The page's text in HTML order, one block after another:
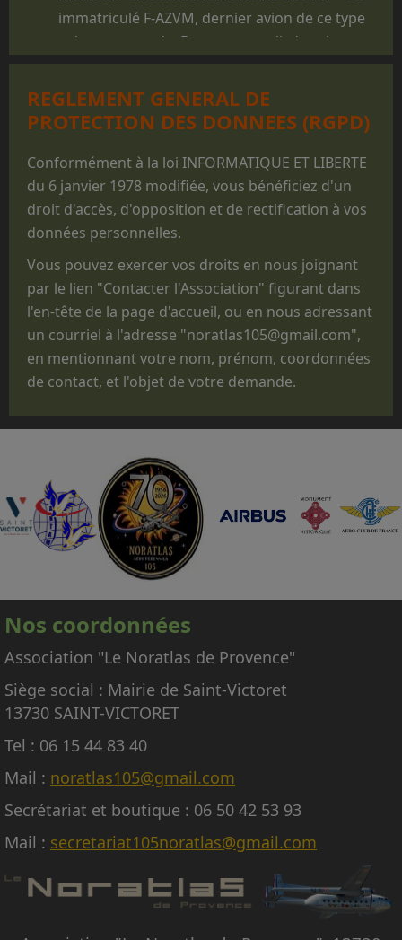
immatriculé F-AZVM, dernier avion de ce type
volant au monde. De cet appareil, dont la
largués des milliers de jeunes gens, et il reste
un appareil mythique dans le monde du
parachutisme militaire.
Que les prestations faites au profit des
structures militaires des 3 Armées ne sont
réalisées que pour des parachutages
ponctuels exécutés lors de manifestations
commémorations, des anniversaires, des
"Journées Portes ouvertes", des journées des
familles, des baptêmes de promotion, des
fêtes d'unité ou pour des passations de
commandement.
Que le statut administratif de notre avion,
(CNRAC) ne nous permet pas d'embarquer des
passagers autres que les membres
d'équipage adhérents à l'association,
nécessaires à la conduite et à la mise en
œuvre de l'avion.
En conséquence, nous regrettons donc de ne
pas pouvoir répondre aux nombreuses
demandes d'embarquement sur le Noratlas, à
titre gracieux ou payant.
REGLEMENT GENERAL DE
PROTECTION DES DONNEES (RGPD)
Conformément à la loi INFORMATIQUE ET LIBERTE
du 6 janvier 1978 modifiée, vous bénéficiez d'un
droit d'accès, d'opposition et de rectification à vos
données personnelles.
Vous pouvez exercer vos droits en nous joignant
par le lien "Contacter l'Association" figurant dans
l'en-tête de la page d'accueil, ou en nous adressant
un courriel à l'adresse "noratlas105@gmail.com",
en mentionnant votre nom, prénom, coordonnées
de contact, et l'objet de votre demande.
Nos coordonnées
Association "Le Noratlas de Provence"
Siège social : Mairie de Saint-Victoret
13730 SAINT-VICTORET
Tel : 06 15 44 83 40
Mail : noratlas105@gmail.com
Secrétariat et boutique : 06 50 42 53 93
Mail : secretariat105noratlas@gmail.com